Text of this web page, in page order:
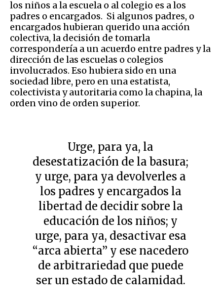
los niños a la escuela o al colegio es a los
padres o encargados. Si algunos padres, o
encargados hubieran querido una acción
colectiva, la decisión de tomarla
correspondería a un acuerdo entre padres y la
dirección de las escuelas o colegios
involucrados. Eso hubiera sido en una
sociedad libre, pero en una estatista,
colectivista y autoritaria como la chapina, la
orden vino de orden superior.
Urge, para ya, la
desestatización de la basura;
y urge, para ya devolverles a
los padres y encargados la
libertad de decidir sobre la
educación de los niños; y
urge, para ya, desactivar esa
“arca abierta” y ese nacedero
de arbitrariedad que puede
ser un estado de calamidad.